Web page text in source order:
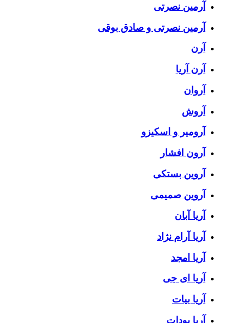
آرمین نصرتی
آرمین نصرتی و صادق بوقی
آرن
آرن آریا
آروان
آروش
آرومیر و اسکیزو
آرون افشار
آروین بستکی
آروین صمیمی
آریا آبان
آریا آرام نژاد
آریا امجد
آریا ای جی
آریا بیات
آریا پودات